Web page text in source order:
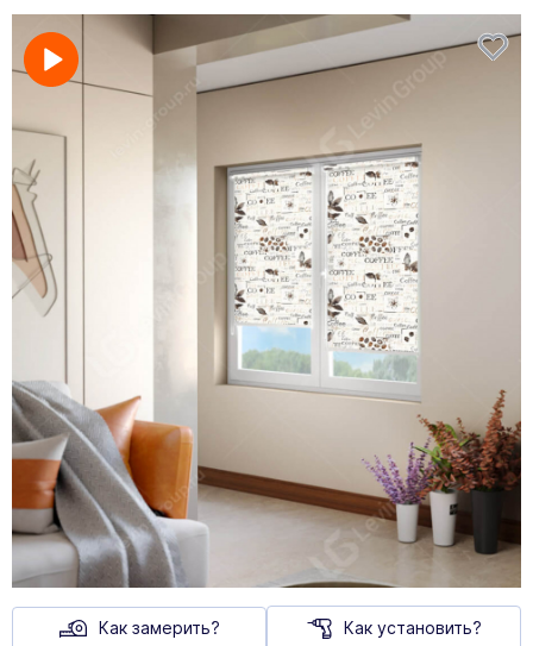
Как замерить? Как установить?